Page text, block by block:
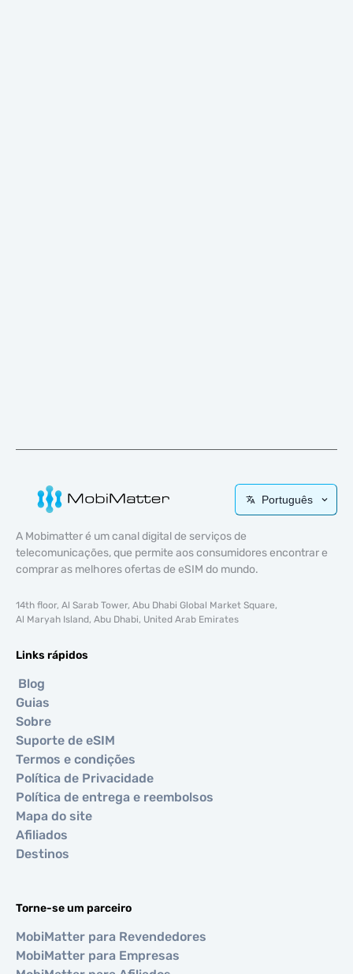
Português
A Mobimatter é um canal digital de serviços de
telecomunicações, que permite aos consumidores encontrar e
comprar as melhores ofertas de eSIM do mundo.
14th floor, Al Sarab Tower, Abu Dhabi Global Market Square,
Al Maryah Island, Abu Dhabi, United Arab Emirates
Links rápidos
Blog
Guias
Sobre
Suporte de eSIM
Termos e condições
Política de Privacidade
Política de entrega e reembolsos
Mapa do site
Afiliados
Destinos
Torne-se um parceiro
MobiMatter para Revendedores
MobiMatter para Empresas